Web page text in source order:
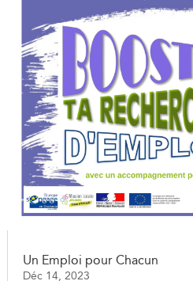
Un Emploi pour Chacun
Déc 14, 2023